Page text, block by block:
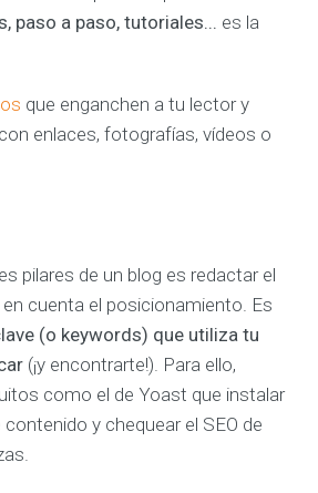
paso a paso, tutoriales... es la
que enganchen a tu lector y
enlaces, fotografías, vídeos o
pilares de un blog es redactar el
cuenta el posicionamiento. Es
(o keywords) que utiliza tu
(¡y encontrarte!). Para ello,
como el de Yoast que instalar
y chequear el SEO de